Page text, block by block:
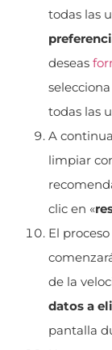
todas las
deseas
todas las
A
limpiar
clic en «
El
de la
datos a
pantalla